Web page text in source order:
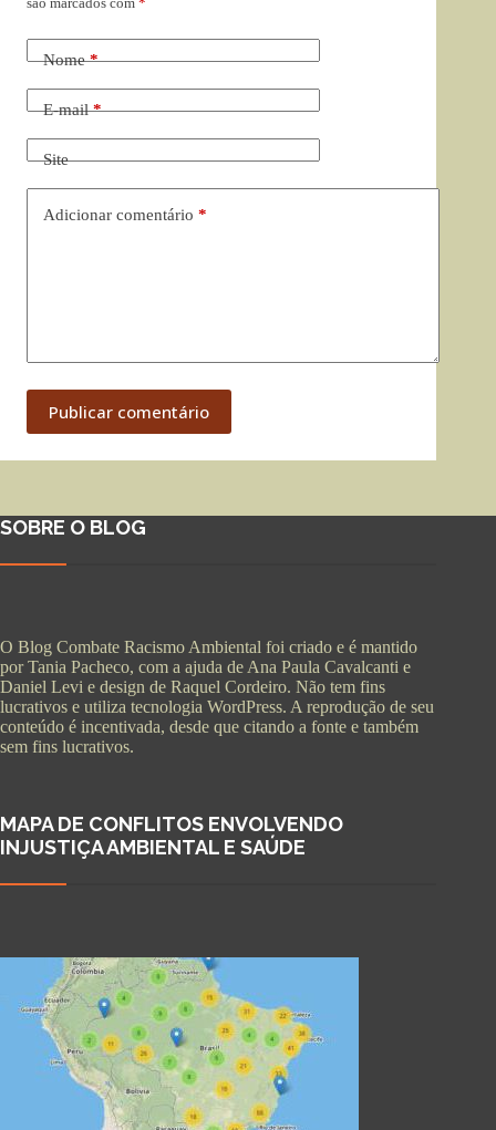
Nome*
E-mail*
Site
Adicionar comentário *
Publicar comentário
SOBRE O BLOG
O Blog Combate Racismo Ambiental foi criado e é mantido
por Tania Pacheco, com a ajuda de Ana Paula Cavalcanti e
Daniel Levi e design de Raquel Cordeiro. Não tem fins
lucrativos e utiliza tecnologia WordPress. A reprodução de seu
conteúdo é incentivada, desde que citando a fonte e também
sem fins lucrativos.
MAPA DE CONFLITOS ENVOLVENDO
INJUSTIÇA AMBIENTAL E SAÚDE